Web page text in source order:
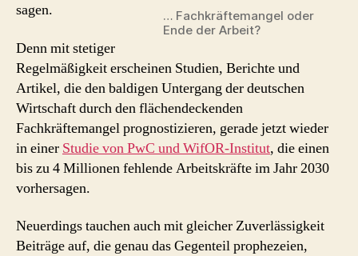
… Fachkräftemangel oder
Ende der Arbeit?
sagen.
Denn mit stetiger
Regelmäßigkeit erscheinen Studien, Berichte und
Artikel, die den baldigen Untergang der deutschen
Wirtschaft durch den flächendeckenden
Fachkräftemangel prognostizieren, gerade jetzt wieder
in einer Studie von PwC und WifOR-Institut, die einen
bis zu 4 Millionen fehlende Arbeitskräfte im Jahr 2030
vorhersagen.
Neuerdings tauchen auch mit gleicher Zuverlässigkeit
Beiträge auf, die genau das Gegenteil prophezeien,